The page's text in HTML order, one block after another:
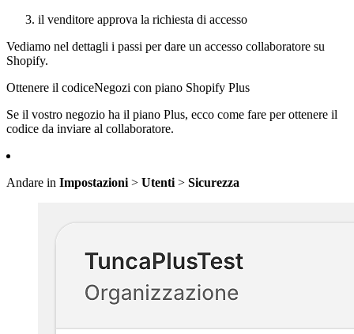
il venditore approva la richiesta di accesso
Vediamo nel dettagli i passi per dare un accesso collaboratore su
Shopify.
Ottenere il codiceNegozi con piano Shopify Plus
Se il vostro negozio ha il piano Plus, ecco come fare per ottenere il
codice da inviare al collaboratore.
Andare in Impostazioni > Utenti > Sicurezza